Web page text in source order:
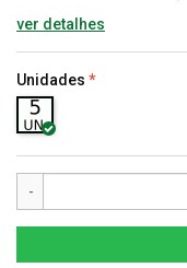
ver detalhes
Unidades
-